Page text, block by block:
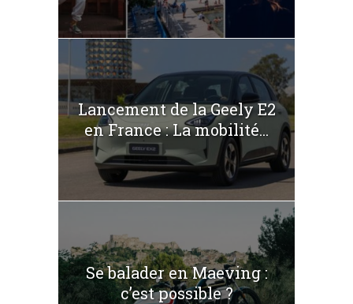
Lancement de la Geely E2
en France : La mobilité...
Se balader en Maeving :
c’est possible ?